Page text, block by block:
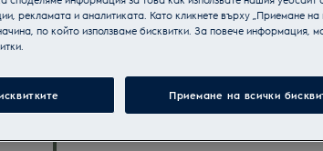
рекламата и аналитиката. Като кликнете върху „Приемане на
по който използваме бисквитки. За повече информация,
Приемане на всички